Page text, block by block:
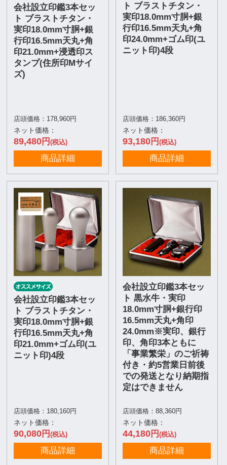
会社設立印鑑3本セッ
ト ブラストチタン・
実印18.0mm寸胴+銀
行印16.5mm天丸+角
印21.0mm+浸透印ス
タンプ(住所印Mサイ
ズ)
店頭価格：178,960円
ネット価格：
89,480円(税込)
商品詳細
ト ブラストチタン・
実印18.0mm寸胴+銀
行印16.5mm天丸+角
印24.0mm+ゴム印(ユ
ニット印)4段
店頭価格：186,360円
ネット価格：
93,180円 (税込)
商品詳細
会社設立印鑑3本セッ
ト ブラストチタン・
実印18.0mm寸胴+銀
行印16.5mm天丸+角
印21.0mm+ゴム印(ユ
ニット印)4段
店頭価格：180,160円
ネット価格：
90,080円(税込)
商品詳細
会社設立印鑑3本セッ
ト 黒水牛・実印
18.0mm寸胴+銀行印
16.5mm天丸+角印
24.0mm※実印、銀行
印、角印3本ともに
「事業繁栄」のご祈祷
付き・約5営業日前後
での発送となり納期指
定はできません
店頭価格：88,360円
ネット価格：
44,180円 (税込)
商品詳細